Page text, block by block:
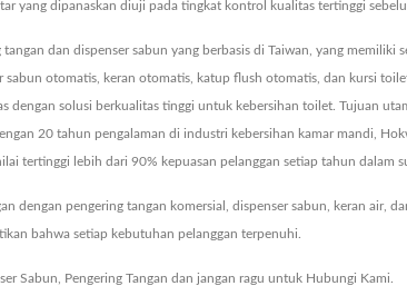
yang dipanaskan diuji pada tingkat kontrol kualitas tertinggi
dan dispenser sabun yang berbasis di Taiwan, yang
sabun otomatis, keran otomatis, katup flush otomatis, dan kursi
dengan solusi berkualitas tinggi untuk kebersihan toilet. Tujuan
20 tahun pengalaman di industri kebersihan kamar mandi,
tertinggi lebih dari 90% kepuasan pelanggan setiap tahun dalam
dengan pengering tangan komersial, dispenser sabun, keran
bahwa setiap kebutuhan pelanggan terpenuhi.
Sabun Pengering Tangan dan jangan ragu untuk Hubungi Kami